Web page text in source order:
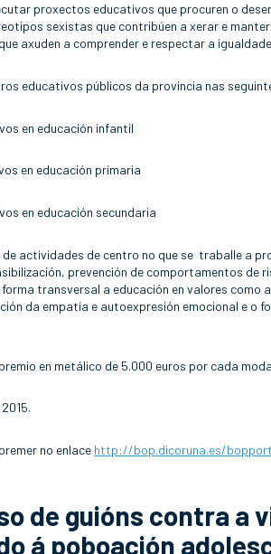
proxectos educativos que procuren o
sexistas que contribúen a xerar e
axuden a comprender e respectar a
educativos públicos da provincia nas
en educación infantil
en educación primaria
en educación secundaria
actividades de centro no que se traballe a
prevención de comportamentos de
transversal a educación en valores
da empatía e autoexpresión emocional e o
en metálico de 5.000 euros por cada
no enlace http://bop.dicoruna.es/
de guións contra a
á poboación